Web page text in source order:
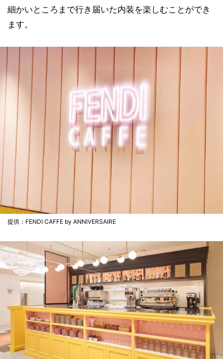
細かいところまで行き届いた内装を楽しむことができ
ます。
提供：FENDI CAFFE by ANNIVERSAIRE